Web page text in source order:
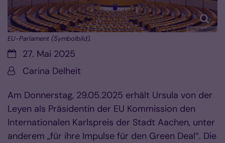
© Pixabay.com
EU-Parlament (Symbolbild).
Datum:27. Mai 2025
Von:Carina Delheit
Am Donnerstag, 29.05.2025 erhält Ursula von der
Leyen als Präsidentin der EU Kommission den
Internationalen Karlspreis der Stadt Aachen, unter
anderem „für ihre Impulse für den Green Deal“. Die